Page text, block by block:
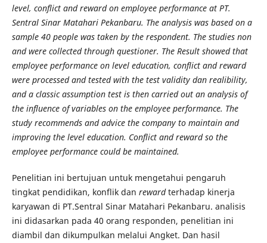
level, conflict and reward on employee performance at PT.
Sentral Sinar Matahari Pekanbaru. The analysis was based on a
sample 40 people was taken by the respondent. The studies non
and were collected through questioner. The Result showed that
employee performance on level education, conflict and reward
were processed and tested with the test validity dan realibility,
and a classic assumption test is then carried out an analysis of
the influence of variables on the employee performance. The
study recommends and advice the company to maintain and
improving the level education. Conflict and reward so the
employee performance could be maintained.
Penelitian ini bertujuan untuk mengetahui pengaruh
tingkat pendidikan, konflik dan rewardterhadap kinerja
karyawan di PT.Sentral Sinar Matahari Pekanbaru. analisis
ini didasarkan pada 40 orang responden, penelitian ini
diambil dan dikumpulkan melalui Angket. Dan hasil